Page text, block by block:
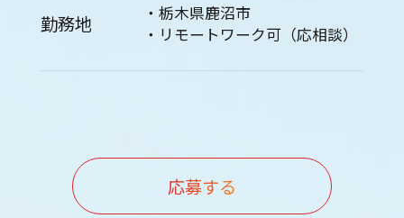
勤務地
・栃木県鹿沼市
・リモートワーク可（応相談）
応募する